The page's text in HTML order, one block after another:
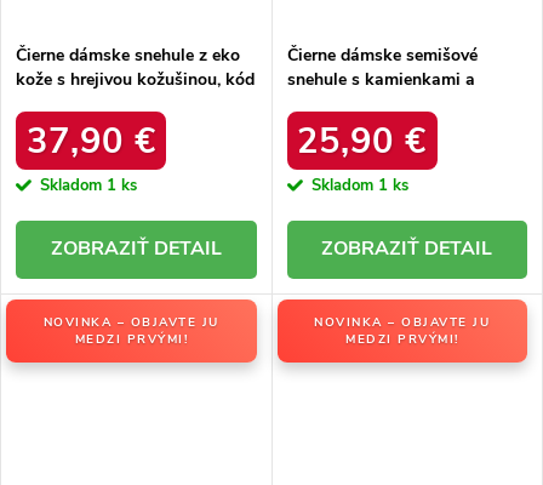
Čierne dámske snehule z eko
kože s hrejivou kožušinou, kód
BLACK
37,90 €
Skladom 1 ks
DETAIL
Čierne dámske semišové
snehule s kamienkami a
W8009 BLACK
25,90 €
Skladom 1 ks
DETAIL
NOVINKA – OBJAVTE JU
MEDZI PRVÝMI!
NOVINKA – OBJAVTE JU
MEDZI PRVÝMI!